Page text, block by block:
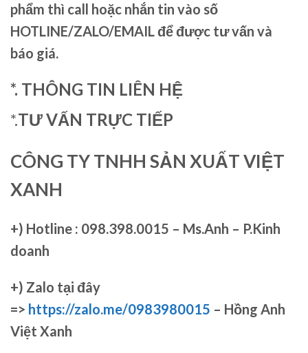
phẩm thì call hoặc nhắn tin vào số
HOTLINE/ZALO/EMAIL để được tư vấn và
báo giá.
*. THÔNG TIN LIÊN HỆ
*.TƯ VẤN TRỰC TIẾP
CÔNG TY TNHH SẢN XUẤT VIỆT
XANH
+) Hotline : 098.398.0015 – Ms.Anh – P.Kinh
doanh
+) Zalo tại đây
=> https://zalo.me/0983980015 – Hồng Anh
Việt Xanh